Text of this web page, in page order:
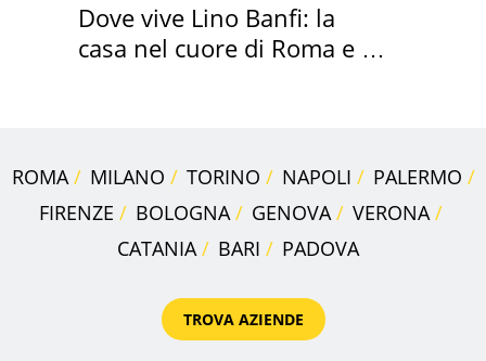
Dove vive Lino Banfi: la
casa nel cuore di Roma e i
ROMA MILANO TORINO NAPOLI
PALERMO
FIRENZE
BOLOGNA GENOVA
VERONA
CATANIA
BARI PADOVA
TROVA AZIENDE